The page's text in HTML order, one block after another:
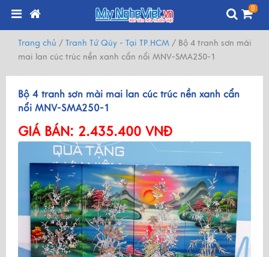
0
Trang chủ / Tranh Tứ Qúy - Tại TP.HCM / Bộ 4 tranh sơn mài
mai lan cúc trúc nền xanh cẩn nổi MNV-SMA250-1
Bộ 4 tranh sơn mài mai lan cúc trúc nền xanh cẩn
nổi MNV-SMA250-1
GIÁ BÁN: 2.435.400 VNĐ